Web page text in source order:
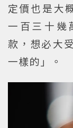
定價也是大
一百三十幾
款，想必大
一樣的」。